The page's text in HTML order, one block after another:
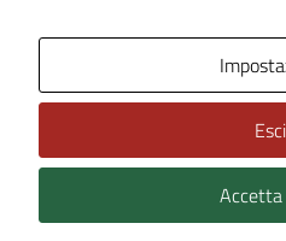
Technical Design s.r.l.
Esci